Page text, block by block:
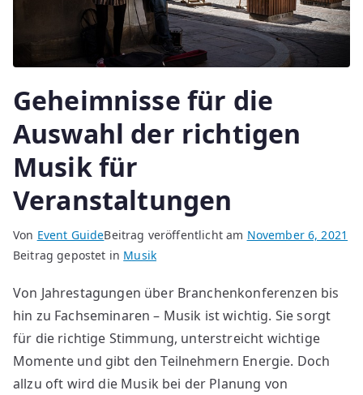
Geheimnisse für die
Auswahl der richtigen
Musik für
Veranstaltungen
Von Event GuideBeitrag veröffentlicht am November 6, 2021
Beitrag gepostet in Musik
Von Jahrestagungen über Branchenkonferenzen bis
hin zu Fachseminaren – Musik ist wichtig. Sie sorgt
für die richtige Stimmung, unterstreicht wichtige
Momente und gibt den Teilnehmern Energie. Doch
allzu oft wird die Musik bei der Planung von